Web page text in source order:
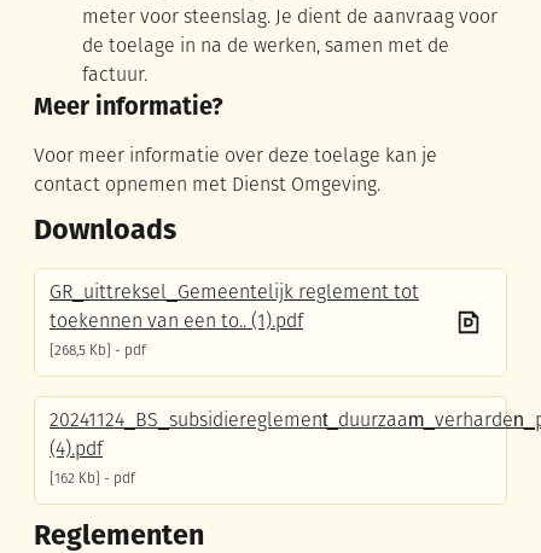
meter voor steenslag. Je dient de aanvraag voor
de toelage in na de werken, samen met de
factuur.
Meer informatie?
Voor meer informatie over deze toelage kan je
contact opnemen met Dienst Omgeving.
Downloads
GR_uittreksel_Gemeentelijk reglement tot
toekennen van een to.. (1).pdf
268,5 Kb pdf
(4).pdf
162 Kb pdf
Reglementen